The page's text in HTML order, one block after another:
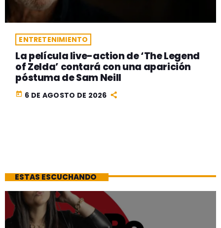
ENTRETENIMIENTO
La película live-action de ‘The Legend
of Zelda’ contará con una aparición
póstuma de Sam Neill
today 6 DE AGOSTO DE 2026
ESTAS ESCUCHANDO